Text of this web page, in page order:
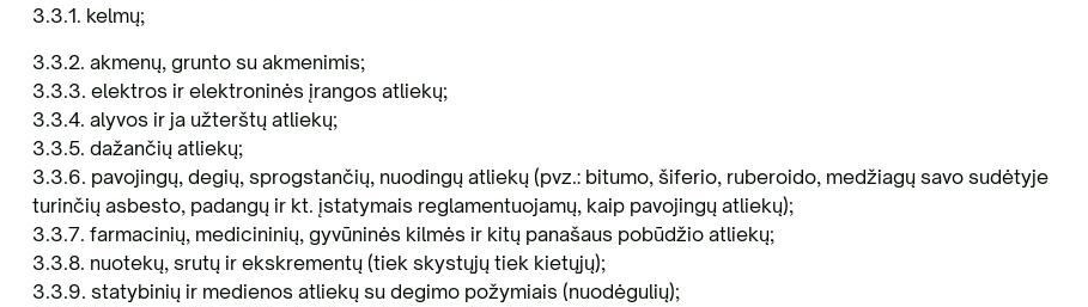
3.3.1. kelmų;
3.3.2. akmenų, grunto su akmenimis;
3.3.3. elektros ir elektroninės įrangos atliekų;
3.3.4. alyvos ir ja užterštų atliekų;
3.3.5. dažančių atliekų;
3.3.6. pavojingų, degių, sprogstančių, nuodingų atliekų (pvz.: bitumo, šiferio, ruberoido, medžiagų savo sudėtyje
turinčių asbesto, padangų ir kt. įstatymais reglamentuojamų, kaip pavojingų atliekų);
3.3.7. farmacinių, medicininių, gyvūninės kilmės ir kitų panašaus pobūdžio atliekų;
3.3.8. nuotekų, srutų ir ekskrementų (tiek skystųjų tiek kietųjų);
3.3.9. statybinių ir medienos atliekų su degimo požymiais (nuodėgulių);